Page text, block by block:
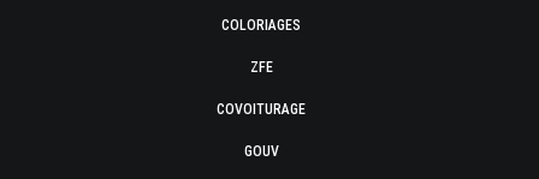
COLORIAGES
ZFE
COVOITURAGE
GOUV